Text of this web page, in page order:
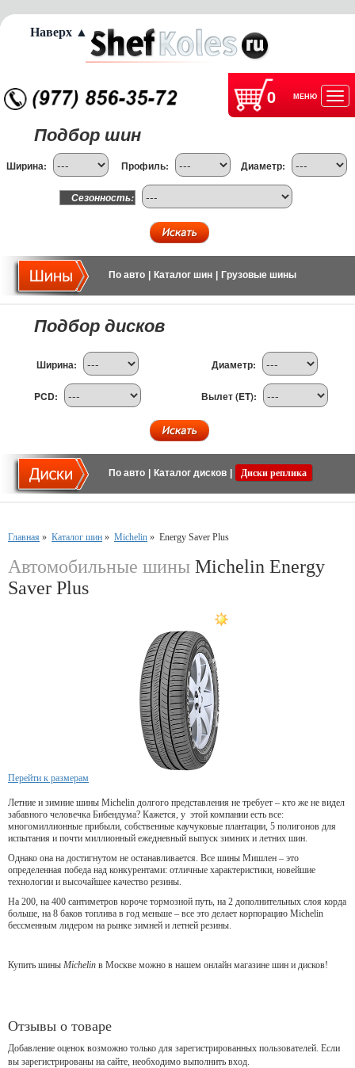
0 МЕНЮ
Подбор шин
Ширина: Профиль: Диаметр:
Сезонность:
По авто Каталог шин Грузовые шины
Подбор дисков
Ширина: Диаметр:
PCD: Вылет (ET):
По авто Каталог дисков Диски реплика
Главная » Каталог шин » Michelin » Energy Saver Plus
Автомобильные шины Michelin Energy
Saver Plus
Перейти к размерам
Летние и зимние шины Michelin долгого представления не требует – кто же не видел
забавного человечка Бибендума? Кажется, у этой компании есть все:
многомиллионные прибыли, собственные каучуковые плантации, 5 полигонов для
испытания и почти миллионный ежедневный выпуск зимних и летних шин.
Однако она на достигнутом не останавливается. Все шины Мишлен – это
определенная победа над конкурентами: отличные характеристики, новейшие
технологии и высочайшее качество резины.
На 200, на 400 сантиметров короче тормозной путь, на 2 дополнительных слоя корда
больше, на 8 баков топлива в год меньше – все это делает корпорацию Michelin
бессменным лидером на рынке зимней и летней резины.
Купить шины Michelin в Москве можно в нашем онлайн магазине шин и дисков!
Отзывы о товаре
Добавление оценок возможно только для зарегистрированных пользователей. Если
вы зарегистрированы на сайте, необходимо выполнить вход.
Наверх ▲